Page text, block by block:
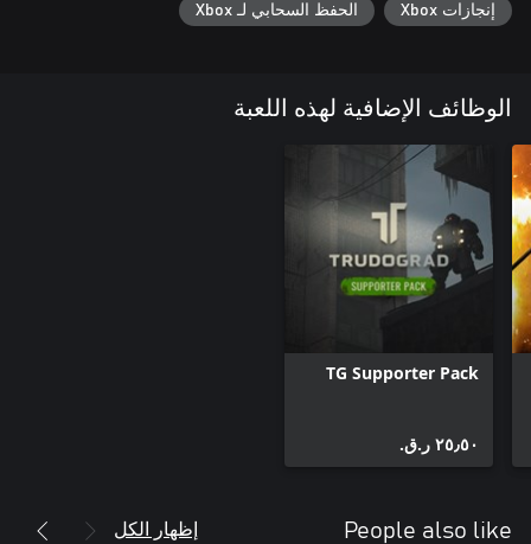
• Protect yourself using any of the 3 unique powered Soviet-style
We really hope you will enjoy ATOM RPG: Trudograd!
إنجازات Xbox الحفظ السحابي لـ Xbox
الوظائف الإضافية لهذه اللعبة
TG Supporter Pack
٢٥٫٥٠ ر.ق.‏
People also like إظهار الكل